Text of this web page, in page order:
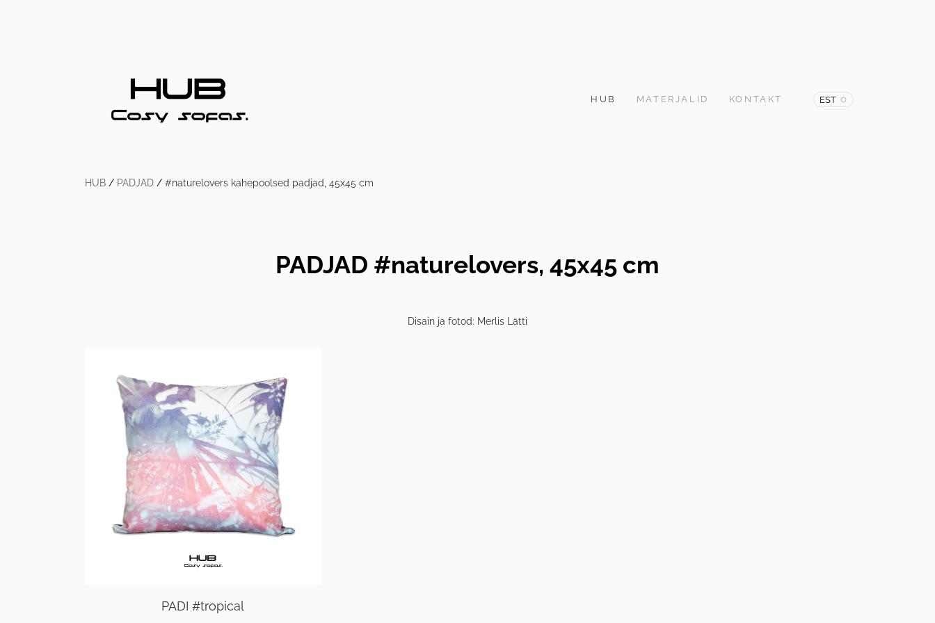
HUB MATERJALID KONTAKT EST
HUB / PADJAD / #naturelovers kahepoolsed padjad, 45x45 cm
PADJAD #naturelovers, 45x45 cm
Disain ja fotod: Merlis Lätti
PADI #tropical